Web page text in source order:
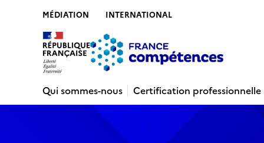
MÉDIATION INTERNATIONAL
Qui sommes-nous
Certification professionnelle